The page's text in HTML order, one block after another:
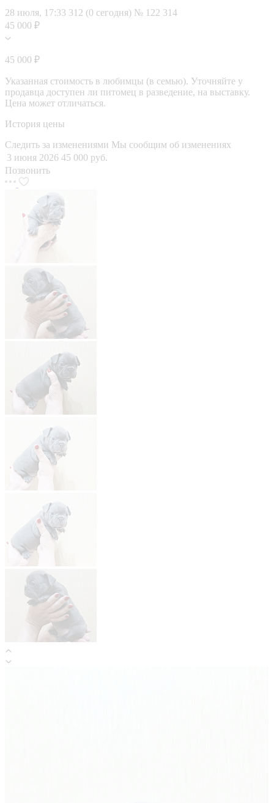
28 июля, 17:33 312 (0 сегодня) № 122 314
45 000 ₽
45 000 ₽
Указанная стоимость в любимцы (в семью). Уточняйте у
продавца доступен ли питомец в разведение, на выставку.
Цена может отличаться.
История цены
Следить за изменениями Мы сообщим об изменениях
3 июня 2026 45 000 руб.
Позвонить